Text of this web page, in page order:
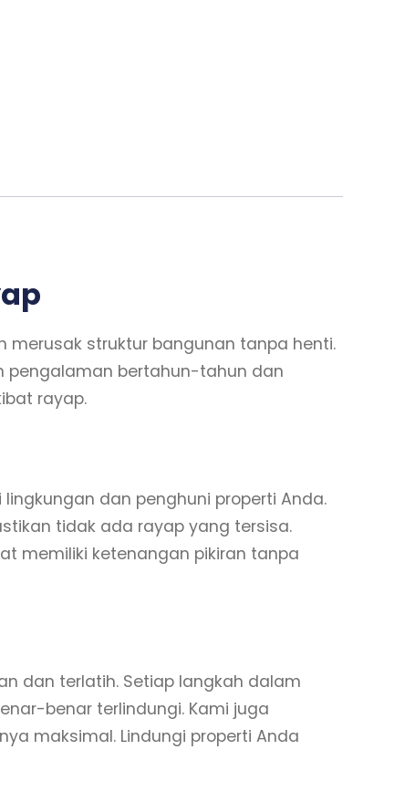
merusak struktur bangunan tanpa henti.
pengalaman bertahun-tahun dan
rayap.
dan penghuni properti Anda.
tidak ada rayap yang tersisa.
memiliki ketenangan pikiran tanpa
dan terlatih. Setiap langkah dalam
benar terlindungi. Kami juga
maksimal. Lindungi properti Anda